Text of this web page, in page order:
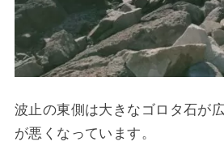
波止の東側は大きなゴロタ石が
が悪くなっています。